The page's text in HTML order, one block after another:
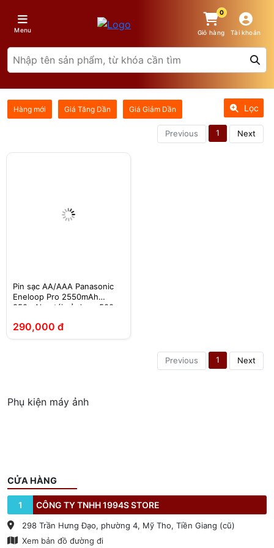
Menu
0
Giỏ hàng Tài khoản
Hàng mới Giá Tăng Dần Giá Giảm Dần Lọc
Previous 1 Next
Pin sạc AA/AAA Panasonic
Eneloop Pro 2550mAh
950mAh – tái sử dụng 500
290,000 đ
Previous 1 Next
Phụ kiện máy ảnh
CỬA HÀNG
1 CÔNG TY TNHH 1994S STORE
298 Trần Hưng Đạo, phường 4, Mỹ Tho, Tiền Giang (cũ)
Xem bản đồ đường đi